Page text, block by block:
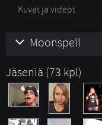
Kuvat ja videot
Moonspell
Jäseniä (73 kpl)